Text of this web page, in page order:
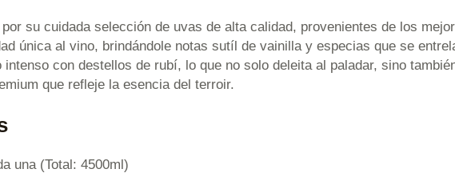
su cuidada selección de uvas de alta calidad, provenientes de los
única al vino, brindándole notas sutíl de vainilla y especias que se
con destellos de rubí, lo que no solo deleita al paladar, sino
que refleje la esencia del terroir.
una (Total: 4500ml)